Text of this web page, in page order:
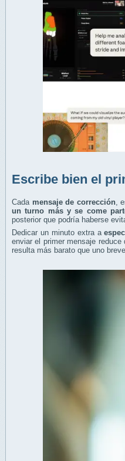
Escribe bien el
Cada mensaje de corrección,
un turno más y se come
posterior que podría haberse
Dedicar un minuto extra a
enviar el primer mensaje
resulta más barato que uno